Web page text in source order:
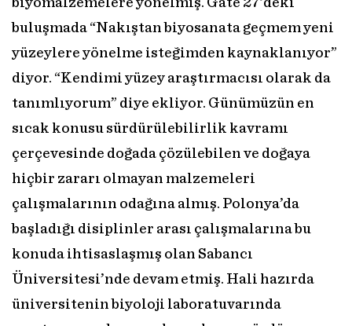
biyomalzemelere yönelmiş. Gate 27’deki
buluşmada “Nakıştan biyosanata geçmem yeni
yüzeylere yönelme isteğimden kaynaklanıyor”
diyor. “Kendimi yüzey araştırmacısı olarak da
tanımlıyorum” diye ekliyor. Günümüzün en
sıcak konusu sürdürülebilirlik kavramı
çerçevesinde doğada çözülebilen ve doğaya
hiçbir zararı olmayan malzemeleri
çalışmalarının odağına almış. Polonya’da
başladığı disiplinler arası çalışmalarına bu
konuda ihtisaslaşmış olan Sabancı
Üniversitesi’nde devam etmiş. Hali hazırda
üniversitenin biyoloji laboratuvarında